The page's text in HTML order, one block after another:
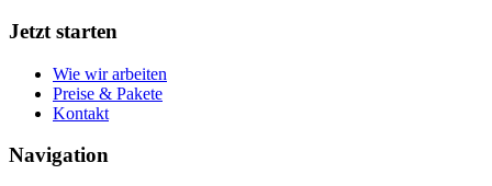
Jetzt starten
Wie wir arbeiten
Preise & Pakete
Kontakt
Navigation